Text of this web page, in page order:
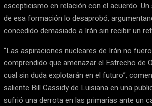
escepticismo en relación con el acuerdo.
de esa formación lo desaprobó,
concedido demasiado a Irán sin recibir un
“Las aspiraciones nucleares de Irán no
comprendido que amenazar el Estrecho de
cual sin duda explotarán en el futuro”,
saliente Bill Cassidy de Luisiana en una
sufrió una derrota en las primarias ante un